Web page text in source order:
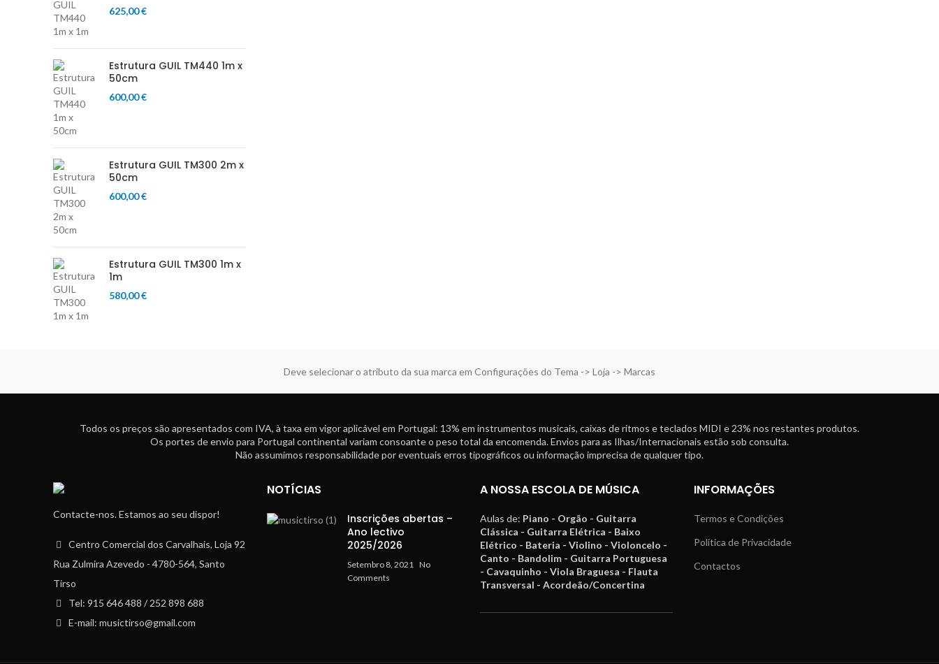
625,00€
Estrutura GUIL TM440 1m x
50cm
600,00€
Estrutura GUIL TM300 2m x
50cm
600,00€
Estrutura GUIL TM300 1m x
1m
580,00€
Deve selecionar o atributo da sua marca em Configurações do Tema -> Loja -> Marcas
Todos os preços são apresentados com IVA, à taxa em vigor aplicável em Portugal: 13% em instrumentos musicais, caixas de ritmos e teclados MIDI e 23% nos restantes produtos.
Os portes de envio para Portugal continental variam consoante o peso total da encomenda. Envios para as Ilhas/Internacionais estão sob consulta.
Não assumimos responsabilidade por eventuais erros tipográficos ou informação imprecisa de qualquer tipo.
Contacte-nos. Estamos ao seu dispor!
Centro Comercial dos Carvalhais, Loja 92
Rua Zulmira Azevedo - 4780-564, Santo
Tirso
Tel: 915 646 488 / 252 898 688
E-mail: musictirso@gmail.com
NOTÍCIAS
Inscrições abertas –
Ano lectivo
2025/2026
Setembro 8, 2021 No
Comments
A NOSSA ESCOLA DE MÚSICA
Aulas de: Piano - Orgão - Guitarra
Clássica - Guitarra Elétrica - Baixo
Elétrico - Bateria - Violino - Violoncelo -
Canto - Bandolim - Guitarra Portuguesa
- Cavaquinho - Viola Braguesa - Flauta
Transversal - Acordeão/Concertina
INFORMAÇÕES
Termos e Condições
Política de Privacidade
Contactos